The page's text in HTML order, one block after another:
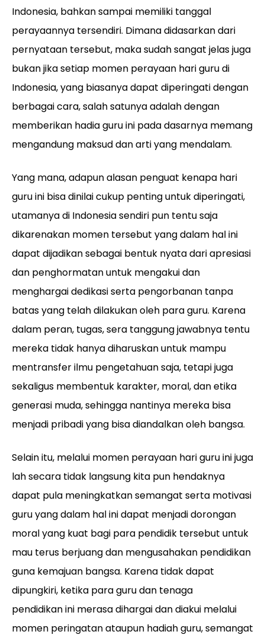
Indonesia, bahkan sampai memiliki tanggal
perayaannya tersendiri. Dimana didasarkan dari
pernyataan tersebut, maka sudah sangat jelas juga
bukan jika setiap momen perayaan hari guru di
Indonesia, yang biasanya dapat diperingati dengan
berbagai cara, salah satunya adalah dengan
memberikan hadia guru ini pada dasarnya memang
mengandung maksud dan arti yang mendalam.
Yang mana, adapun alasan penguat kenapa hari
guru ini bisa dinilai cukup penting untuk diperingati,
utamanya di Indonesia sendiri pun tentu saja
dikarenakan momen tersebut yang dalam hal ini
dapat dijadikan sebagai bentuk nyata dari apresiasi
dan penghormatan untuk mengakui dan
menghargai dedikasi serta pengorbanan tanpa
batas yang telah dilakukan oleh para guru. Karena
dalam peran, tugas, sera tanggung jawabnya tentu
mereka tidak hanya diharuskan untuk mampu
mentransfer ilmu pengetahuan saja, tetapi juga
sekaligus membentuk karakter, moral, dan etika
generasi muda, sehingga nantinya mereka bisa
menjadi pribadi yang bisa diandalkan oleh bangsa.
Selain itu, melalui momen perayaan hari guru ini juga
lah secara tidak langsung kita pun hendaknya
dapat pula meningkatkan semangat serta motivasi
guru yang dalam hal ini dapat menjadi dorongan
moral yang kuat bagi para pendidik tersebut untuk
mau terus berjuang dan mengusahakan pendidikan
guna kemajuan bangsa. Karena tidak dapat
dipungkiri, ketika para guru dan tenaga
pendidikan ini merasa dihargai dan diakui melalui
momen peringatan ataupun hadiah guru, semangat